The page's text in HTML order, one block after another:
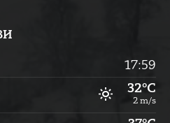
17:59
32°C
2 m/s